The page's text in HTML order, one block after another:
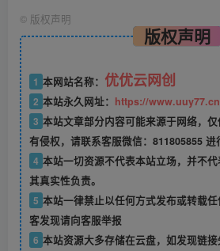
© 版权声明
版权声明
1 本网站名称： 优优云网创
2 本站永久网址： https://
3 本站文章部分内容可能来源于网络，
有侵权，请联系客服微信：811805855 进
4 本站一切资源不代表本站立场，并不
其真实性负责。
5 本站一律禁止以任何方式发布或转载
客发现请向客服举报
6 本站资源大多存储在云盘，如发现链